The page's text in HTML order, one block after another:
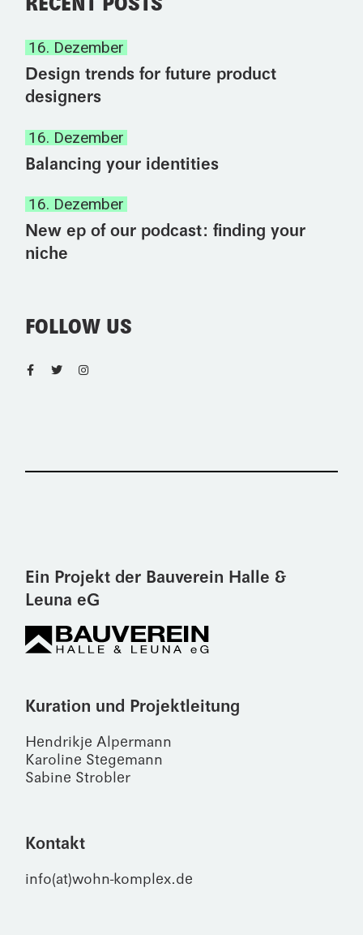
16. Dezember
Design trends for future product
designers
16. Dezember
Balancing your identities
16. Dezember
New ep of our podcast: finding your
niche
FOLLOW US
Ein Projekt der Bauverein Halle &
Leuna eG
Kuration und Projektleitung
Hendrikje Alpermann
Karoline Stegemann
Sabine Strobler
Kontakt
info(at)wohn-komplex.de